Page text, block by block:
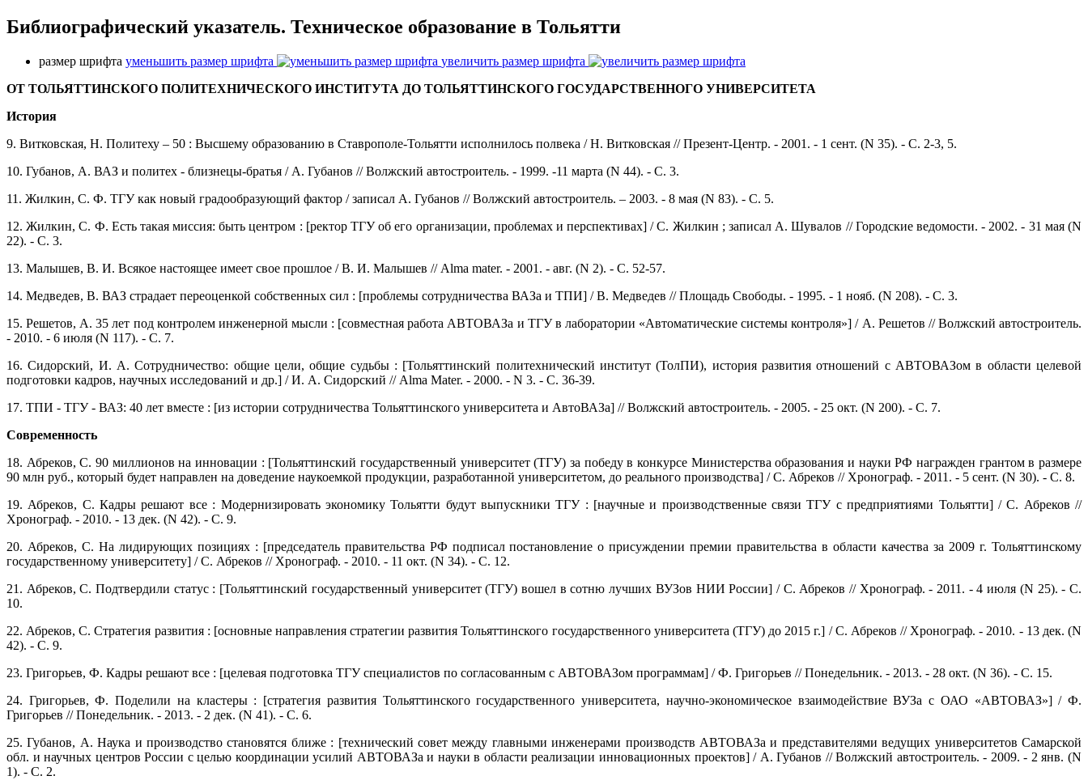
Библиографический указатель. Техническое образование в Тольятти
размер шрифта уменьшить размер шрифта
увеличить размер шрифта
ОТ ТОЛЬЯТТИНСКОГО ПОЛИТЕХНИЧЕСКОГО ИНСТИТУТА ДО ТОЛЬЯТТИНСКОГО ГОСУДАРСТВЕННОГО УНИВЕРСИТЕТА
История
9. Витковская, Н. Политеху – 50 : Высшему образованию в Ставрополе-Тольятти исполнилось полвека / Н. Витковская // Презент-Центр. - 2001. - 1 сент. (N 35). - С. 2-3, 5.
10. Губанов, А. ВАЗ и политех - близнецы-братья / А. Губанов // Волжский автостроитель. - 1999. -11 марта (N 44). - С. 3.
11. Жилкин, С. Ф. ТГУ как новый градообразующий фактор / записал А. Губанов // Волжский автостроитель. – 2003. - 8 мая (N 83). - С. 5.
12. Жилкин, С. Ф. Есть такая миссия: быть центром : [ректор ТГУ об его организации, проблемах и перспективах] / С. Жилкин ; записал А. Шувалов // Городские ведомости. - 2002. - 31 мая (N
22). - С. 3.
13. Малышев, В. И. Всякое настоящее имеет свое прошлое / В. И. Малышев // Alma mater. - 2001. - авг. (N 2). - С. 52-57.
14. Медведев, В. ВАЗ страдает переоценкой собственных сил : [проблемы сотрудничества ВАЗа и ТПИ] / В. Медведев // Площадь Свободы. - 1995. - 1 нояб. (N 208). - С. 3.
15. Решетов, А. 35 лет под контролем инженерной мысли : [совместная работа АВТОВАЗа и ТГУ в лаборатории «Автоматические системы контроля»] / А. Решетов // Волжский автостроитель.
- 2010. - 6 июля (N 117). - С. 7.
16. Сидорский, И. А. Сотрудничество: общие цели, общие судьбы : [Тольяттинский политехнический институт (ТолПИ), история развития отношений с АВТОВАЗом в области целевой
подготовки кадров, научных исследований и др.] / И. А. Сидорский // Alma Mater. - 2000. - N 3. - С. 36-39.
17. ТПИ - ТГУ - ВАЗ: 40 лет вместе : [из истории сотрудничества Тольяттинского университета и АвтоВАЗа] // Волжский автостроитель. - 2005. - 25 окт. (N 200). - С. 7.
Современность
18. Абреков, С. 90 миллионов на инновации : [Тольяттинский государственный университет (ТГУ) за победу в конкурсе Министерства образования и науки РФ награжден грантом в размере
90 млн руб., который будет направлен на доведение наукоемкой продукции, разработанной университетом, до реального производства] / С. Абреков // Хронограф. - 2011. - 5 сент. (N 30). - С. 8.
19. Абреков, С. Кадры решают все : Модернизировать экономику Тольятти будут выпускники ТГУ : [научные и производственные связи ТГУ с предприятиями Тольятти] / С. Абреков //
Хронограф. - 2010. - 13 дек. (N 42). - С. 9.
20. Абреков, С. На лидирующих позициях : [председатель правительства РФ подписал постановление о присуждении премии правительства в области качества за 2009 г. Тольяттинскому
государственному университету] / С. Абреков // Хронограф. - 2010. - 11 окт. (N 34). - С. 12.
21. Абреков, С. Подтвердили статус : [Тольяттинский государственный университет (ТГУ) вошел в сотню лучших ВУЗов НИИ России] / С. Абреков // Хронограф. - 2011. - 4 июля (N 25). - С.
10.
22. Абреков, С. Стратегия развития : [основные направления стратегии развития Тольяттинского государственного университета (ТГУ) до 2015 г.] / С. Абреков // Хронограф. - 2010. - 13 дек. (N
42). - С. 9.
23. Григорьев, Ф. Кадры решают все : [целевая подготовка ТГУ специалистов по согласованным с АВТОВАЗом программам] / Ф. Григорьев // Понедельник. - 2013. - 28 окт. (N 36). - С. 15.
24. Григорьев, Ф. Поделили на кластеры : [стратегия развития Тольяттинского государственного университета, научно-экономическое взаимодействие ВУЗа с ОАО «АВТОВАЗ»] / Ф.
Григорьев // Понедельник. - 2013. - 2 дек. (N 41). - С. 6.
25. Губанов, А. Наука и производство становятся ближе : [технический совет между главными инженерами производств АВТОВАЗа и представителями ведущих университетов Самарской
обл. и научных центров России с целью координации усилий АВТОВАЗа и науки в области реализации инновационных проектов] / А. Губанов // Волжский автостроитель. - 2009. - 2 янв. (N
1). - С. 2.